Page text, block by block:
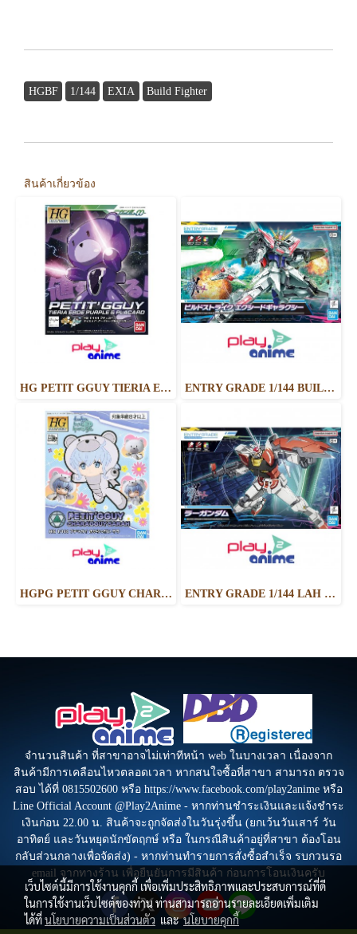
HGBF 1/144 EXIA Build Fighter
สินค้าเกี่ยวข้อง
HG PETIT GGUY TIERIA ERDE PURPLE & PLACARD ENTRY GRADE 1/144 BUILD STRIKE EXCEED GALAXY
HGPG PETIT GGUY CHARA GGUY SARAH ENTRY GRADE 1/144 LAH GUNDAM
จำนวนสินค้า ที่สาขาอาจไม่เท่าทีหน้า web ในบางเวลา เนื่องจาก
สินค้ามีการเคลือนไหวตลอดเวลา หากสนใจซื้อที่สาขา สามารถ ตรวจ
สอบ ได้ที่ 0815502600 หรือ https://www.facebook.com/play2anime หรือ
Line Official Account @Play2Anime - หากท่านชำระเงินและแจ้งชำระ
เงินก่อน 22.00 น. สินค้าจะถูกจัดส่งในวันรุ่งขึ้น (ยกเว้นวันเสาร์ วัน
อาทิตย์ และวันหยุดนักขัตฤกษ์ หรือ ในกรณีสินค้าอยู่ที่สาขา ต้องโอน
กลับส่วนกลางเพื่อจัดส่ง) - หากท่านทำรายการสั่งซื้อสำเร็จ รบกวนรอ
email จากทางร้าน เพื่อยืนยันการมีสินค้า ก่อนการโอนเงินครับ
เว็บไซต์นี้มีการใช้งานคุกกี้ เพื่อเพิ่มประสิทธิภาพและประสบการณ์ที่ดี
ในการใช้งานเว็บไซต์ของท่าน ท่านสามารถอ่านรายละเอียดเพิ่มเติม
ได้ที่นโยบายความเป็นส่วนตัว และนโยบายคุกกี้